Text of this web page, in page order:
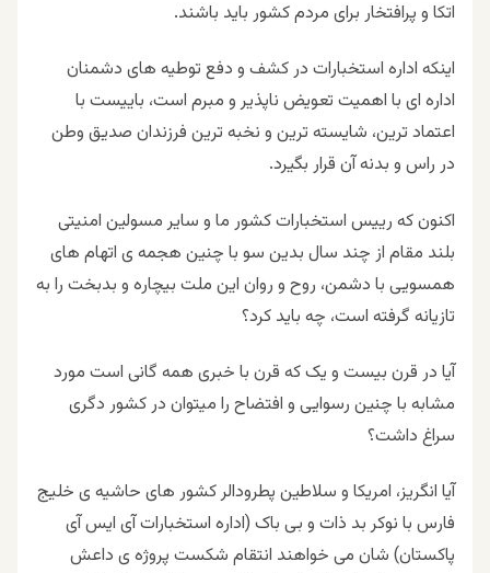
اتکا و پرافتخار برای مردم کشور باید باشند.
اینکه اداره استخبارات در کشف و دفع توطیه های دشمنان
اداره ای با اهمیت تعویض ناپذیر و مبرم است، باییست با
اعتماد ترین، شایسته ترین و نخبه ترین فرزندان صدیق وطن
در راس و بدنه آن قرار بگیرد.
اکنون که رییس استخبارات کشور ما و سایر مسولین امنیتی
بلند مقام از چند سال بدین سو با چنین هجمه ی اتهام های
همسویی با دشمن، روح و روان این ملت بیچاره و بدبخت را به
تازیانه گرفته است، چه باید کرد؟
آیا در قرن بیست و یک که قرن با خبری همه گانی است مورد
مشابه با چنین رسوایی و افتضاح را میتوان در کشور دگری
سراغ داشت؟
آیا انگریز، امریکا و سلاطین پطرودالر کشور های حاشیه ی خلیج
فارس با نوکر بد ذات و بی باک (اداره استخبارات آی ایس آی
پاکستان) شان می خواهند انتقام شکست پروژه ی داعش